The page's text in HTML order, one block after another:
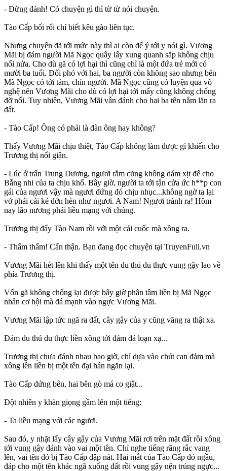
- Đừng đánh! Có chuyện gì thì từ từ nói chuyện.
Tào Cấp bối rối chỉ biết kêu gào liên tục.
Nhưng chuyện đã tới mức này thì ai còn để ý tới y nói gì. Vương
Mãi bị đám người Mã Ngọc quây lấy xung quanh sắp không chịu
nổi nửa. Cho dù gã có lợi hại thì cũng chỉ là một đứa trẻ mới có
mười ba tuổi. Đối phó với hai, ba người còn không sao nhưng bên
Mã Ngọc có tới tám, chín người. Mã Ngọc cũng có luyện qua võ
nghệ nên Vương Mãi cho dù có lợi hại tới mấy cũng không chống
đỡ nổi. Tuy nhiên, Vương Mãi vẫn đánh cho hai ba tên nằm lăn ra
đất.
- Tào Cấp! Ông có phải là đàn ông hay không?
Thấy Vương Mãi chịu thiệt, Tào Cấp không làm được gì khiến cho
Trương thị nổi giận.
- Lúc ở trấn Trung Dương, ngươi rắm cũng không dám xịt để cho
Bằng nhi của ta chịu khổ. Bây giờ, người ta tới tận cửa ức h**p con
gái của ngươi vậy mà ngươi đứng đó chịu nhục...không ngờ ta lại
vớ phải cái kẻ đớn hèn như ngươi. A Nam! Ngươi tránh ra! Hôm
nay lão nương phải liều mạng với chúng.
Trương thị đẩy Tào Nam rồi với một cái cuốc mà xông ra.
- Thẩm thẩm! Cẩn thận. Bạn đang đọc chuyện tại TruyenFull.vn
Vương Mãi hét lên khi thấy một tên du thủ du thực vung gậy lao về
phía Trương thị.
Vốn gã không chống lại được bây giờ phân tâm liền bị Mã Ngọc
nhân cơ hội mà đá mạnh vào ngực Vương Mãi.
Vương Mãi lập tức ngã ra đất, cây gậy của y cũng văng ra thật xa.
Đám du thủ du thực liền xông tới đám đá loạn xạ...
Trương thị chưa đánh nhau bao giờ, chỉ dựa vào chút can đảm mà
xông lên liền bị một tên đại hán ngăn lại.
Tào Cấp đứng bên, hai bên gò má co giật...
Đột nhiên y khàn giọng gầm lên một tiếng:
- Ta liều mạng với các ngươi.
Sau đó, y nhặt lấy cây gậy của Vương Mãi rơi trên mặt đất rồi xông
tới vung gậy đánh vào vai một tên. Chỉ nghe tiếng răng rắc vang
lên, vai tên đó bị Tào Cấp đập nát. Hai mắt của Tào Cấp đỏ ngầu,
đáp cho một tên khác ngã xuống đất rồi vung gậy nện trúng ngực...